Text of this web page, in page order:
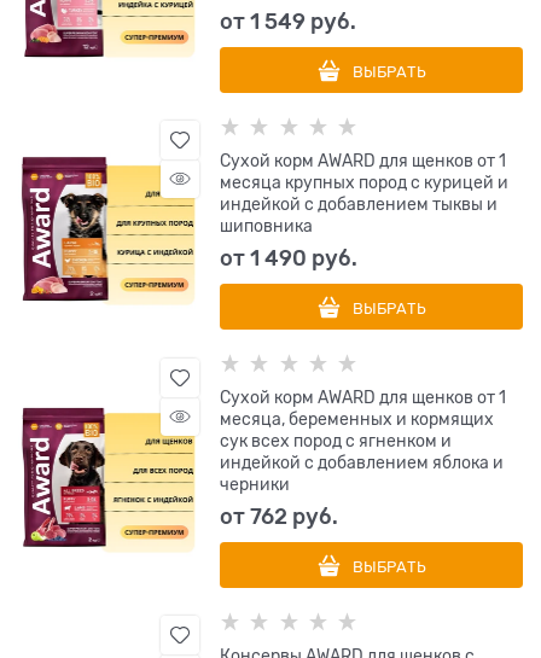
от1 549 руб.
ВЫБРАТЬ
Сухой корм AWARD для щенков от 1
месяца крупных пород с курицей и
индейкой с добавлением тыквы и
шиповника
от1 490 руб.
ВЫБРАТЬ
Сухой корм AWARD для щенков от 1
месяца, беременных и кормящих
сук всех пород с ягненком и
индейкой с добавлением яблока и
черники
от762 руб.
ВЫБРАТЬ